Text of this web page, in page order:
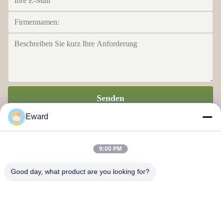
Senden
Eward
9:00 PM
Good day, what product are you looking for?